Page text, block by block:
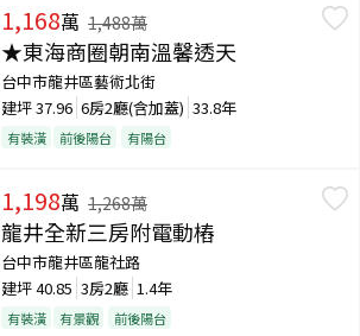
1,168萬 1,488萬
★東海商圈朝南溫馨透天
台中市龍井區藝術北街
建坪37.96 6房2廳(含加蓋) 33.8年
有裝潢 前後陽台 有陽台
1,198萬 1,268萬
龍井全新三房附電動樁
台中市龍井區龍社路
建坪40.85 3房2廳 1.4年
有裝潢 有景觀 前後陽台